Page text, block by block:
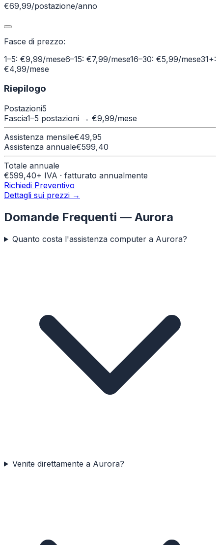
€69,99/postazione/anno
Fasce di prezzo:
1–5: €9,99/mese6–15: €7,99/mese16–30: €5,99/mese31+:
€4,99/mese
Riepilogo
Postazioni5
Fascia1–5 postazioni → €9,99/mese
Assistenza mensile€49,95
Assistenza annuale€599,40
Totale annuale
€599,40+ IVA · fatturato annualmente
Richiedi Preventivo
Dettagli sui prezzi →
Domande Frequenti — Aurora
Quanto costa l'assistenza computer a Aurora?
Venite direttamente a Aurora?